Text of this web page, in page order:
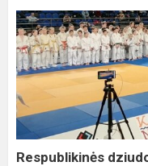
Respublikinės
dziudo
varžybos,
skirtos
Laisvės
gynėjų
diena...
Respublikinės